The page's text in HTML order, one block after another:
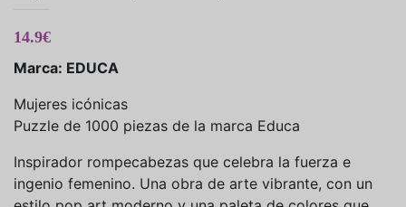
14.9€
Marca: EDUCA
Mujeres icónicas
Puzzle de 1000 piezas de la marca Educa
Inspirador rompecabezas que celebra la fuerza e
ingenio femenino. Una obra de arte vibrante, con un